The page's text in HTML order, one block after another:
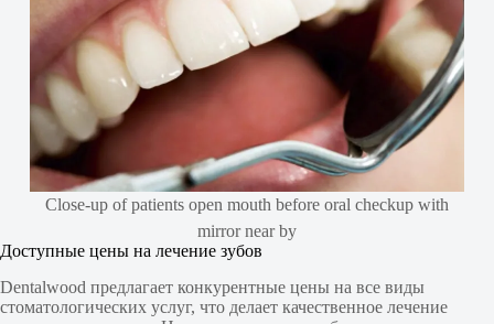
Close-up of patients open mouth before oral checkup with
mirror near by
Доступные цены на лечение зубов
Dentalwood предлагает конкурентные цены на все виды
стоматологических услуг, что делает качественное лечение